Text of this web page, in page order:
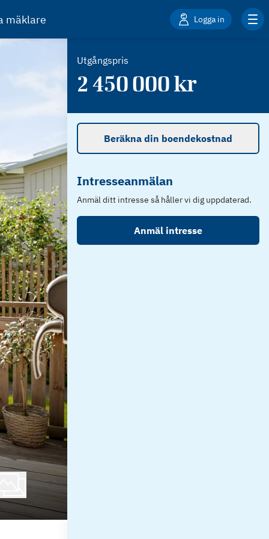
mäklare Logga in
Utgångspris
2 450 000kr
Beräkna din boendekostnad
Intresseanmälan
Anmäl ditt intresse så håller vi dig uppdaterad.
Anmäl intresse